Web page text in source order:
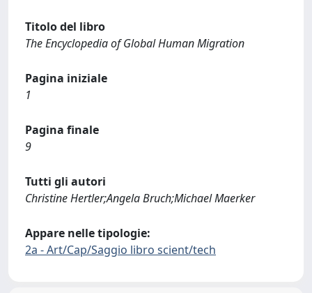
Titolo del libro
The Encyclopedia of Global Human Migration
Pagina iniziale
1
Pagina finale
9
Tutti gli autori
Christine Hertler;Angela Bruch;Michael Maerker
Appare nelle tipologie:
2a - Art/Cap/Saggio libro scient/tech